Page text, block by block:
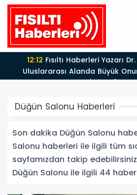
11:42
Çalıştayına Katıldı: Terörsüz
Düzenlemesi
Düğün Salonu Haberleri
Son dakika Düğün Salonu
Salonu haberleri ile ilgili tüm
sayfamızdan takip
Düğün Salonu ile ilgili 44